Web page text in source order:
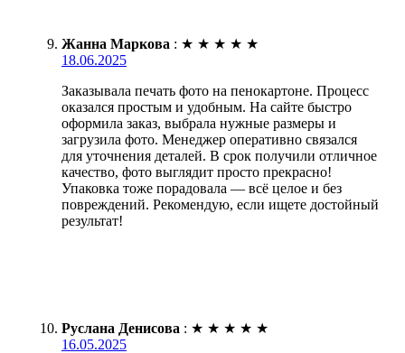
Жанна Маркова : ★ ★ ★ ★ ★
18.06.2025
Заказывала печать фото на пенокартоне. Процесс
оказался простым и удобным. На сайте быстро
оформила заказ, выбрала нужные размеры и
загрузила фото. Менеджер оперативно связался
для уточнения деталей. В срок получили отличное
качество, фото выглядит просто прекрасно!
Упаковка тоже порадовала — всё целое и без
повреждений. Рекомендую, если ищете достойный
результат!
Руслана Денисова : ★ ★ ★ ★ ★
16.05.2025